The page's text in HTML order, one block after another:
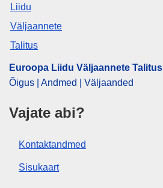
Euroopa Liidu Väljaannete Talitus
Õigus | Andmed | Väljaanded
Vajate abi?
Kontaktandmed
Sisukaart